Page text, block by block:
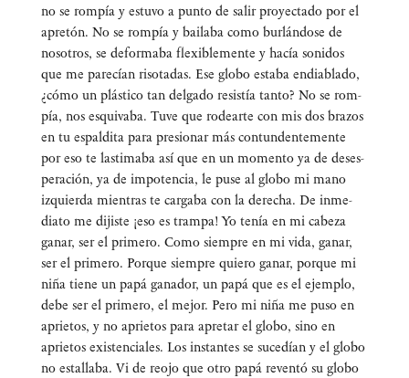
no se rom­pía y estu­vo a pun­to de salir pro­yec­ta­do por el
apre­tón. No se rom­pía y bai­la­ba como bur­lán­do­se de
noso­tros, se defor­ma­ba fle­xi­ble­men­te y hacía soni­dos
que me pare­cían riso­ta­das. Ese glo­bo esta­ba endia­bla­do,
¿cómo un plás­ti­co tan del­ga­do resis­tía tan­to? No se rom­
pía, nos esqui­va­ba. Tuve que rodear­te con mis dos bra­zos
en tu espal­di­ta para pre­sio­nar más con­tun­den­te­men­te
por eso te las­ti­ma­ba así que en un momen­to ya de deses­
pe­ra­ción, ya de impo­ten­cia, le puse al glo­bo mi mano
izquier­da mien­tras te car­ga­ba con la dere­cha. De inme­
dia­to me dijis­te ¡eso es tram­pa! Yo tenía en mi cabe­za
ganar, ser el pri­me­ro. Como siem­pre en mi vida, ganar,
ser el pri­me­ro. Por­que siem­pre quie­ro ganar, por­que mi
niña tie­ne un papá gana­dor, un papá que es el ejem­plo,
debe ser el pri­me­ro, el mejor. Pero mi niña me puso en
aprie­tos, y no aprie­tos para apre­tar el glo­bo, sino en
aprie­tos exis­ten­cia­les. Los ins­tan­tes se suce­dían y el glo­bo
no esta­lla­ba. Vi de reo­jo que otro papá reven­tó su glo­bo